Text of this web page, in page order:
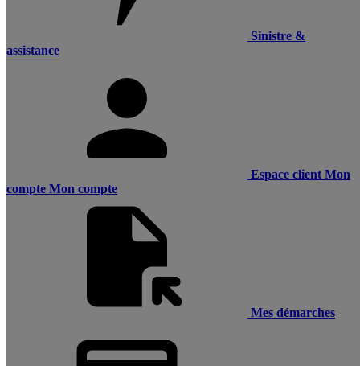
Sinistre &
assistance
Espace client Mon
compte Mon compte
Mes démarches